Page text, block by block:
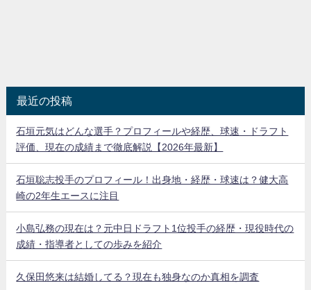
最近の投稿
石垣元気はどんな選手？プロフィールや経歴、球速・ドラフト
評価、現在の成績まで徹底解説【2026年最新】
石垣聡志投手のプロフィール！出身地・経歴・球速は？健大高
崎の2年生エースに注目
小島弘務の現在は？元中日ドラフト1位投手の経歴・現役時代の
成績・指導者としての歩みを紹介
久保田悠来は結婚してる？現在も独身なのか真相を調査